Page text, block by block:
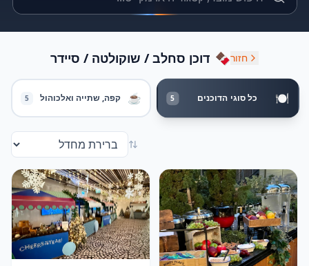
חזור🍫 דוכן סחלב / שוקולטה / סיידר
🍽️ כל סוגי הדוכנים 5
☕ קפה, שתייה ואלכוהול 5